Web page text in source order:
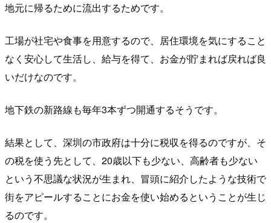
地元に帰るために流出するためです。
工場が社宅や食事を用意するので、居住環境を気にすること
なく安心して生活し、給与を得て、お金が貯まれば戻れば良
いだけなのです。
地下鉄の新路線も毎年3本ずつ開通するそうです。
結果として、深圳の市政府は十分に税収を得るのですが、そ
の税を使う先として、20歳以下も少ない、高齢者も少ない
という不思議な状況が生まれ、冒頭に紹介したような技術で
街をアピールすることにお金を使い始めるということが生じ
るのです。